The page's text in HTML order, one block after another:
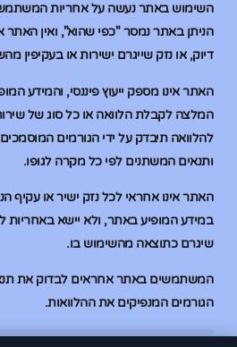
השימוש באתר נעשה על אחריות
הניתן באתר נמסר "כפי שהוא", ואין
דיוק, או נזק שייגרם ישירות או בעקיפין
האתר אינו מספק ייעוץ פיננסי, והמידע
המלצה לקבלת הלוואה או כל סוג של
להלוואה תיבדק על ידי הגורמים
ותנאים המשתנים לפי כל מקרה לגופו.
האתר אינו אחראי לכל נזק ישיר או עקיף
במידע המופיע באתר, ולא יישא באחריות
שיגרם כתוצאה מהשימוש בו.
המשתמשים באתר אחראים לבדוק את
הגורמים המנפיקים את ההלוואות.